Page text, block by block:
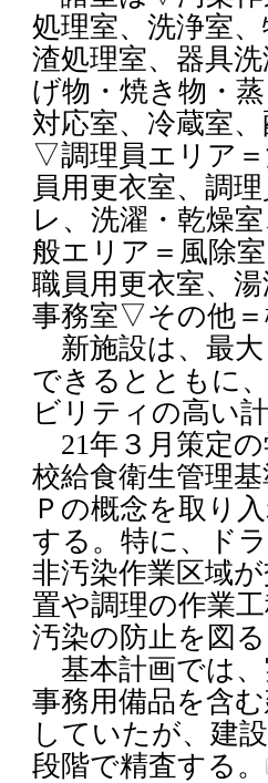
処理室、洗浄室
渣処理室、器具
げ物・焼き物・
対応室、冷蔵室
▽調理員エリア＝
員用更衣室、調
レ、洗濯・乾燥
般エリア＝風除
職員用更衣室、
事務室▽その他
新施設は、最大
できるとともに
ビリティの高い
21年３月策定の
校給食衛生管理
Ｐの概念を取り
する。特に、ド
非汚染作業区域
置や調理の作業
汚染の防止を図
基本計画では、
事務用備品を含
していたが、建
段階で精査する。